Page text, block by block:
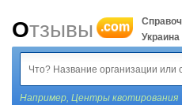
Отзывы .com
Например, Центры квотирования